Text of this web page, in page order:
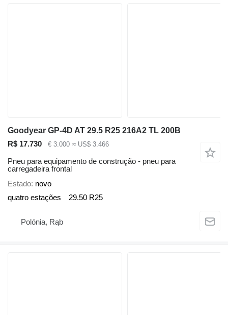
Goodyear GP-4D AT 29.5 R25 216A2 TL 200B
R$ 17.730
€ 3.000 ≈ US$ 3.466
Pneu para equipamento de construção - pneu para
carregadeira frontal
Estado novo
quatro estações
29.50 R25
Polónia, Rąb